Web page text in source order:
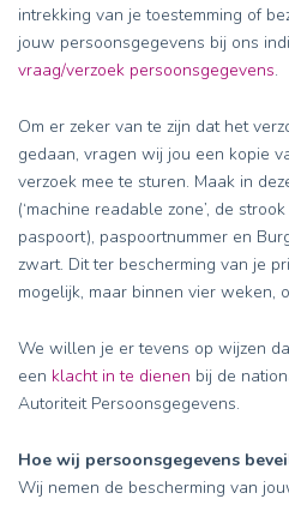
intrekking van je toestemming of
jouw persoonsgegevens bij ons
vraag/verzoek persoonsgegevens.
Om er zeker van te zijn dat het
gedaan, vragen wij jou een kopie
verzoek mee te sturen. Maak in
(‘machine readable zone’, de
paspoort), paspoortnummer en
zwart. Dit ter bescherming van je
mogelijk, maar binnen vier weken,
We willen je er tevens op wijzen
een klacht in te dienen bij de
Autoriteit Persoonsgegevens.
Hoe wij persoonsgegevens
Wij nemen de bescherming van